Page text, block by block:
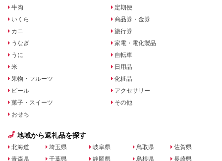
牛肉
いくら
カニ
うなぎ
うに
米
果物・フルーツ
ビール
菓子・スイーツ
おせち
定期便
商品券・金券
旅行券
家電・電化製品
自転車
日用品
化粧品
アクセサリー
その他
地域から返礼品を探す
北海道
青森県
埼玉県
千葉県
岐阜県
静岡県
鳥取県
島根県
佐賀県
長崎県